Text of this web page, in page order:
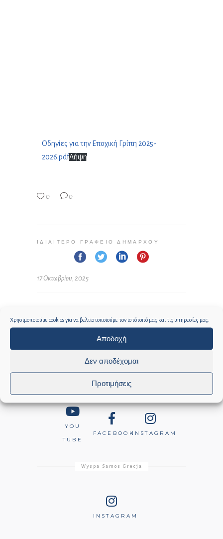
Χρησιμοποιούμε cookies για να βελτιστοποιούμε τον ιστότοπό μας και τις υπηρεσίες μας.
Αποδοχή
Δεν αποδέχομαι
Προτιμήσεις
Οδηγίες για την Εποχική Γρίπη 2025-
2026.pdfΛήψη
0 0
ΙΔΙΑΊΤΕΡΟ ΓΡΑΦΕΊΟ ΔΗΜΆΡΧΟΥ
17 Οκτωβρίου, 2025
YOU
TUBE
FACEBOOKINSTAGRAM
Wyspa Samos Grecja
INSTAGRAM